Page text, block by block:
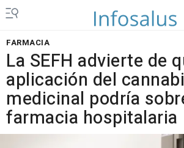
FARMACIA
La SEFH advierte de
aplicación del
medicinal podría
farmacia hospitalaria